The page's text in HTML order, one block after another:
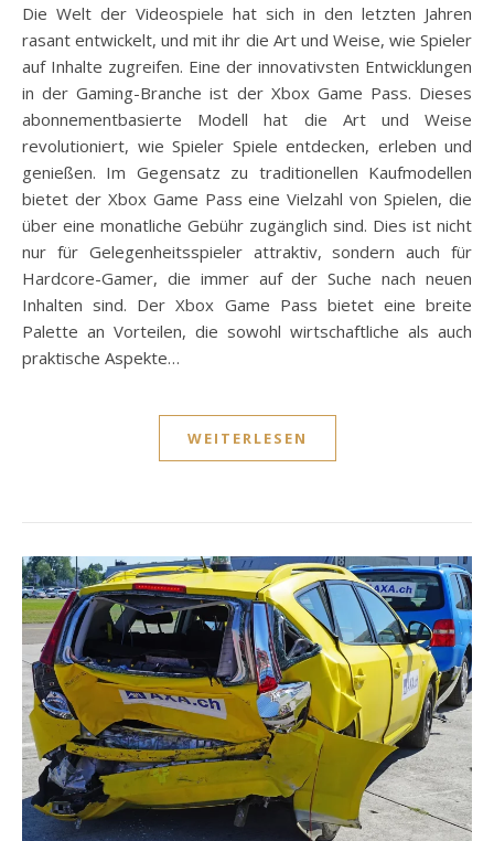
Die Welt der Videospiele hat sich in den letzten Jahren
rasant entwickelt, und mit ihr die Art und Weise, wie Spieler
auf Inhalte zugreifen. Eine der innovativsten Entwicklungen
in der Gaming-Branche ist der Xbox Game Pass. Dieses
abonnementbasierte Modell hat die Art und Weise
revolutioniert, wie Spieler Spiele entdecken, erleben und
genießen. Im Gegensatz zu traditionellen Kaufmodellen
bietet der Xbox Game Pass eine Vielzahl von Spielen, die
über eine monatliche Gebühr zugänglich sind. Dies ist nicht
nur für Gelegenheitsspieler attraktiv, sondern auch für
Hardcore-Gamer, die immer auf der Suche nach neuen
Inhalten sind. Der Xbox Game Pass bietet eine breite
Palette an Vorteilen, die sowohl wirtschaftliche als auch
praktische Aspekte…
WEITERLESEN